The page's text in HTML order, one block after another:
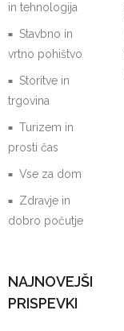
in tehnologija
Stavbno in
vrtno pohištvo
Storitve in
trgovina
Turizem in
prosti čas
Vse za dom
Zdravje in
dobro počutje
NAJNOVEJŠI
PRISPEVKI